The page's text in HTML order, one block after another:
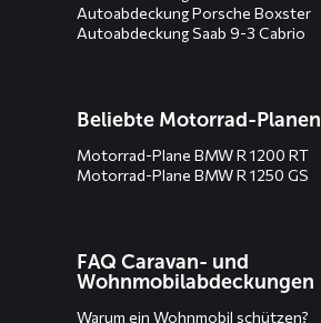
Autoabdeckung Porsche Boxster
Autoabdeckung Saab 9-3 Cabrio
Beliebte Motorrad-Planen
Motorrad-Plane BMW R 1200 RT
Motorrad-Plane BMW R 1250 GS
FAQ Caravan- und
Wohnmobilabdeckungen
Warum ein Wohnmobil schützen?